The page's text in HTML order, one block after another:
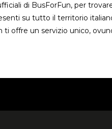
di BusForFun, per
su tutto il territorio
ti offre un servizio unico,